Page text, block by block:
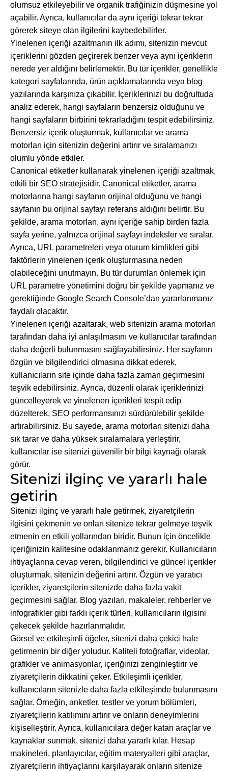
olumsuz etkileyebilir ve organik trafiğinizin düşmesine yol
açabilir. Ayrıca, kullanıcılar da aynı içeriği tekrar tekrar
görerek siteye olan ilgilerini kaybedebilirler.
Yinelenen içeriği azaltmanın ilk adımı, sitenizin mevcut
içeriklerini gözden geçirerek benzer veya aynı içeriklerin
nerede yer aldığını belirlemektir. Bu tür içerikler, genellikle
kategori sayfalarında, ürün açıklamalarında veya blog
yazılarında karşınıza çıkabilir. İçeriklerinizi bu doğrultuda
analiz ederek, hangi sayfaların benzersiz olduğunu ve
hangi sayfaların birbirini tekrarladığını tespit edebilirsiniz.
Benzersiz içerik oluşturmak, kullanıcılar ve arama
motorları için sitenizin değerini artırır ve sıralamanızı
olumlu yönde etkiler.
Canonical etiketler kullanarak yinelenen içeriği azaltmak,
etkili bir SEO stratejisidir. Canonical etiketler, arama
motorlarına hangi sayfanın orijinal olduğunu ve hangi
sayfanın bu orijinal sayfayı referans aldığını belirtir. Bu
şekilde, arama motorları, aynı içeriğe sahip birden fazla
sayfa yerine, yalnızca orijinal sayfayı indeksler ve sıralar.
Ayrıca, URL parametreleri veya oturum kimlikleri gibi
faktörlerin yinelenen içerik oluşturmasına neden
olabileceğini unutmayın. Bu tür durumları önlemek için
URL parametre yönetimini doğru bir şekilde yapmanız ve
gerektiğinde Google Search Console’dan yararlanmanız
faydalı olacaktır.
Yinelenen içeriği azaltarak, web sitenizin arama motorları
tarafından daha iyi anlaşılmasını ve kullanıcılar tarafından
daha değerli bulunmasını sağlayabilirsiniz. Her sayfanın
özgün ve bilgilendirici olmasına dikkat ederek,
kullanıcıların site içinde daha fazla zaman geçirmesini
teşvik edebilirsiniz. Ayrıca, düzenli olarak içeriklerinizi
güncelleyerek ve yinelenen içerikleri tespit edip
düzelterek, SEO performansınızı sürdürülebilir şekilde
artırabilirsiniz. Bu sayede, arama motorları sitenizi daha
sık tarar ve daha yüksek sıralamalara yerleştirir,
kullanıcılar ise sitenizi güvenilir bir bilgi kaynağı olarak
görür.
Sitenizi ilginç ve yararlı hale
getirin
Sitenizi ilginç ve yararlı hale getirmek, ziyaretçilerin
ilgisini çekmenin ve onları sitenize tekrar gelmeye teşvik
etmenin en etkili yollarından biridir. Bunun için öncelikle
içeriğinizin kalitesine odaklanmanız gerekir. Kullanıcıların
ihtiyaçlarına cevap veren, bilgilendirici ve güncel içerikler
oluşturmak, sitenizin değerini artırır. Özgün ve yaratıcı
içerikler, ziyaretçilerin sitenizde daha fazla vakit
geçirmesini sağlar. Blog yazıları, makaleler, rehberler ve
infografikler gibi farklı içerik türleri, kullanıcıların ilgisini
çekecek şekilde hazırlanmalıdır.
Görsel ve etkileşimli öğeler, sitenizi daha çekici hale
getirmenin bir diğer yoludur. Kaliteli fotoğraflar, videolar,
grafikler ve animasyonlar, içeriğinizi zenginleştirir ve
ziyaretçilerin dikkatini çeker. Etkileşimli içerikler,
kullanıcıların sitenizle daha fazla etkileşimde bulunmasını
sağlar. Örneğin, anketler, testler ve yorum bölümleri,
ziyaretçilerin katılımını artırır ve onların deneyimlerini
kişiselleştirir. Ayrıca, kullanıcılara değer katan araçlar ve
kaynaklar sunmak, sitenizi daha yararlı kılar. Hesap
makineleri, planlayıcılar, eğitim materyalleri gibi araçlar,
ziyaretçilerin ihtiyaçlarını karşılayarak onların sitenize